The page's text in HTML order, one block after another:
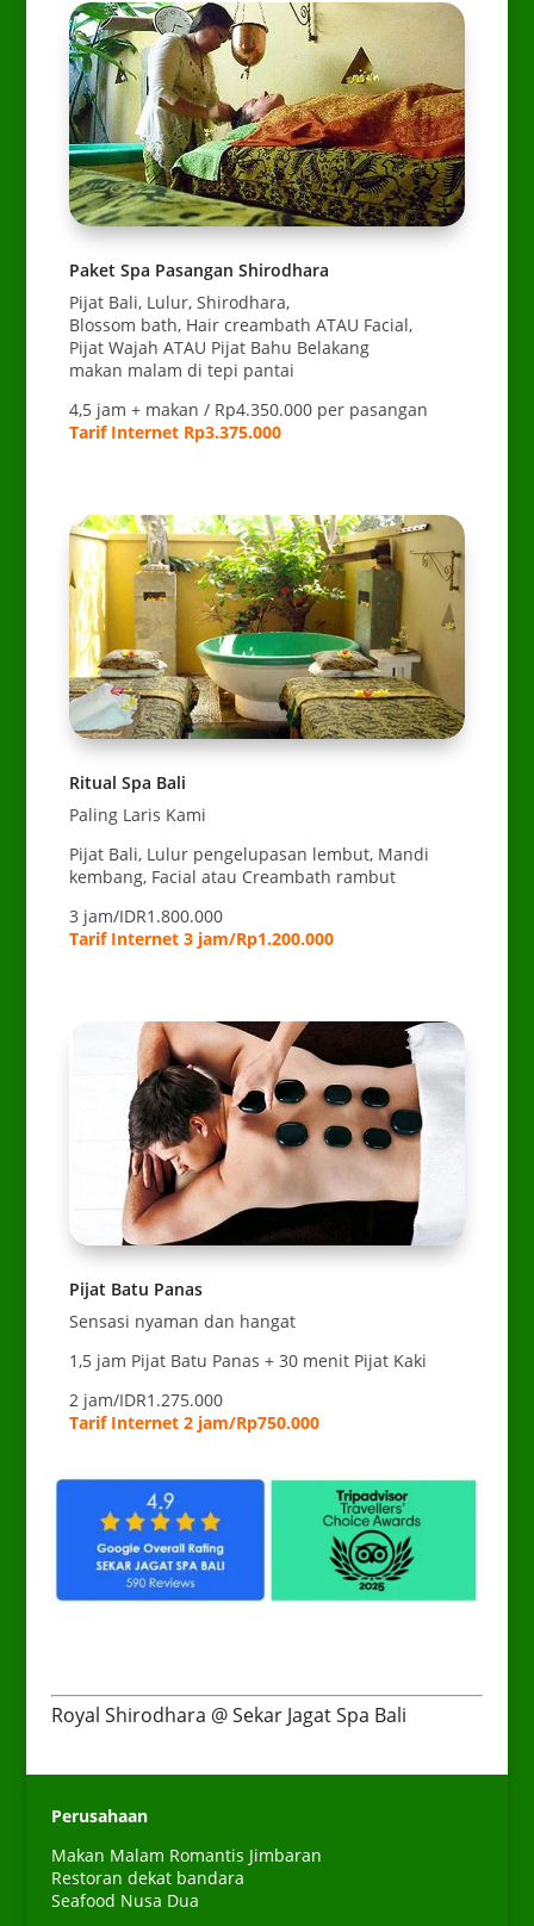
Paket Spa Pasangan Shirodhara
Pijat Bali, Lulur, Shirodhara,
Blossom bath, Hair creambath ATAU Facial,
Pijat Wajah ATAU Pijat Bahu Belakang
makan malam di tepi pantai
4,5 jam + makan / Rp4.350.000 per pasangan
Tarif Internet Rp3.375.000
Ritual Spa Bali
Paling Laris Kami
Pijat Bali, Lulur pengelupasan lembut, Mandi
kembang, Facial atau Creambath rambut
3 jam/IDR1.800.000
Tarif Internet 3 jam/Rp1.200.000
Pijat Batu Panas
Sensasi nyaman dan hangat
1,5 jam Pijat Batu Panas + 30 menit Pijat Kaki
2 jam/IDR1.275.000
Tarif Internet 2 jam/Rp750.000
Royal Shirodhara @ Sekar Jagat Spa Bali
Perusahaan
Makan Malam Romantis Jimbaran
Restoran dekat bandara
Seafood Nusa Dua